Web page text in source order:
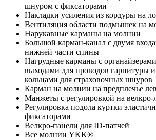
шнуром с фиксаторами
Накладки усиления из кордуры на
Вентиляция области подмышек на
Нарукавные карманы на молнии
Большой карман-канал с двумя
нижней части спины
Нагрудные карманы с
выходами для проводов гарнитуры
кольцами для страховочных шнуров
Карман на молнии на предплечье
Манжеты с регулировкой на велкро-
Регулировка подола куртки
фиксаторами
Велкро-панели для ID-патчей
Все молнии YKK®